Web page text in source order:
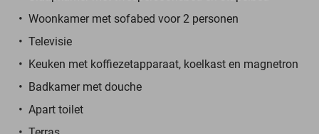
Woonkamer met sofabed voor 2 personen
Televisie
Keuken met koffiezetapparaat, koelkast en magnetron
Badkamer met douche
Apart toilet